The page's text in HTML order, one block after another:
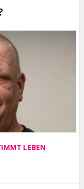
LEBEN